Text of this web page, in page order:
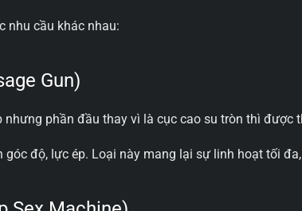
nhu cầu khác nhau:
Gun)
phần đầu thay vì là cục cao su tròn thì
độ, lực ép. Loại này mang lại sự linh hoạt tối